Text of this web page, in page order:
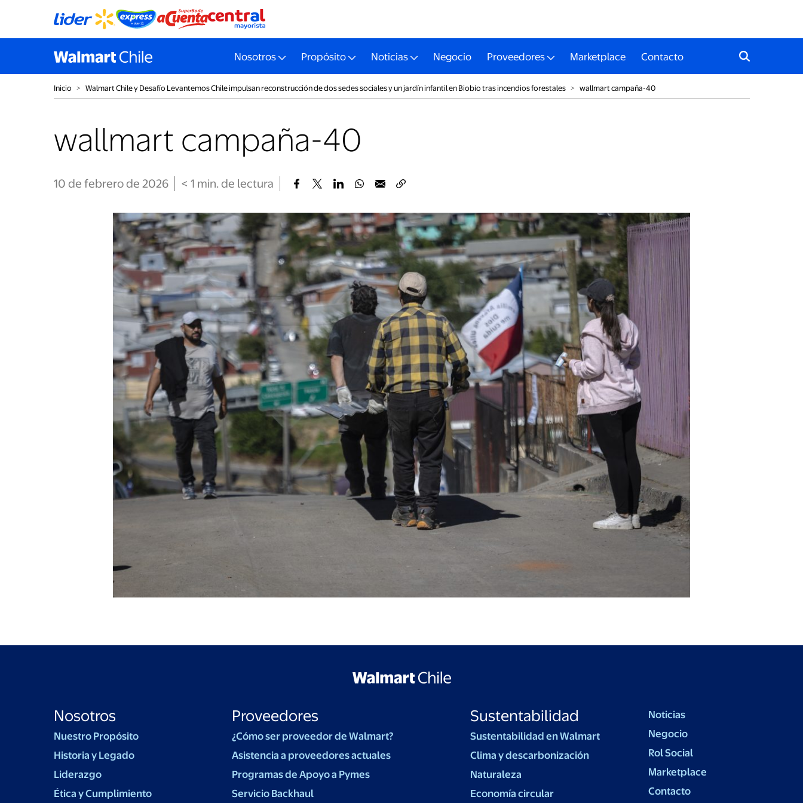
Nosotros Propósito Noticias Negocio Proveedores Marketplace Contacto
Inicio ˃ Walmart Chile y Desafío Levantemos Chile impulsan reconstrucción de dos sedes sociales y un jardín infantil en Biobío tras incendios forestales ˃ wallmart campaña-40
wallmart campaña-40
10 de febrero de 2026 < 1 min. de lectura
Nosotros
Nuestro Propósito
Historia y Legado
Liderazgo
Ética y Cumplimiento
Proveedores
¿Cómo ser proveedor de Walmart?
Asistencia a proveedores actuales
Programas de Apoyo a Pymes
Servicio Backhaul
Sustentabilidad
Sustentabilidad en Walmart
Clima y descarbonización
Naturaleza
Economía circular
Noticias
Negocio
Rol Social
Marketplace
Contacto